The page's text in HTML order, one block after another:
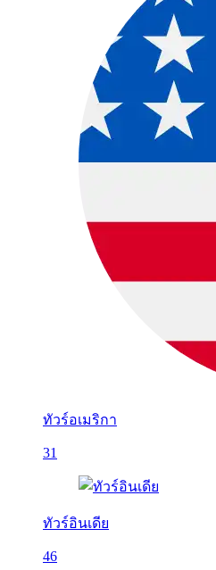
ทัวร์อเมริกา
31
ทัวร์อินเดีย
46